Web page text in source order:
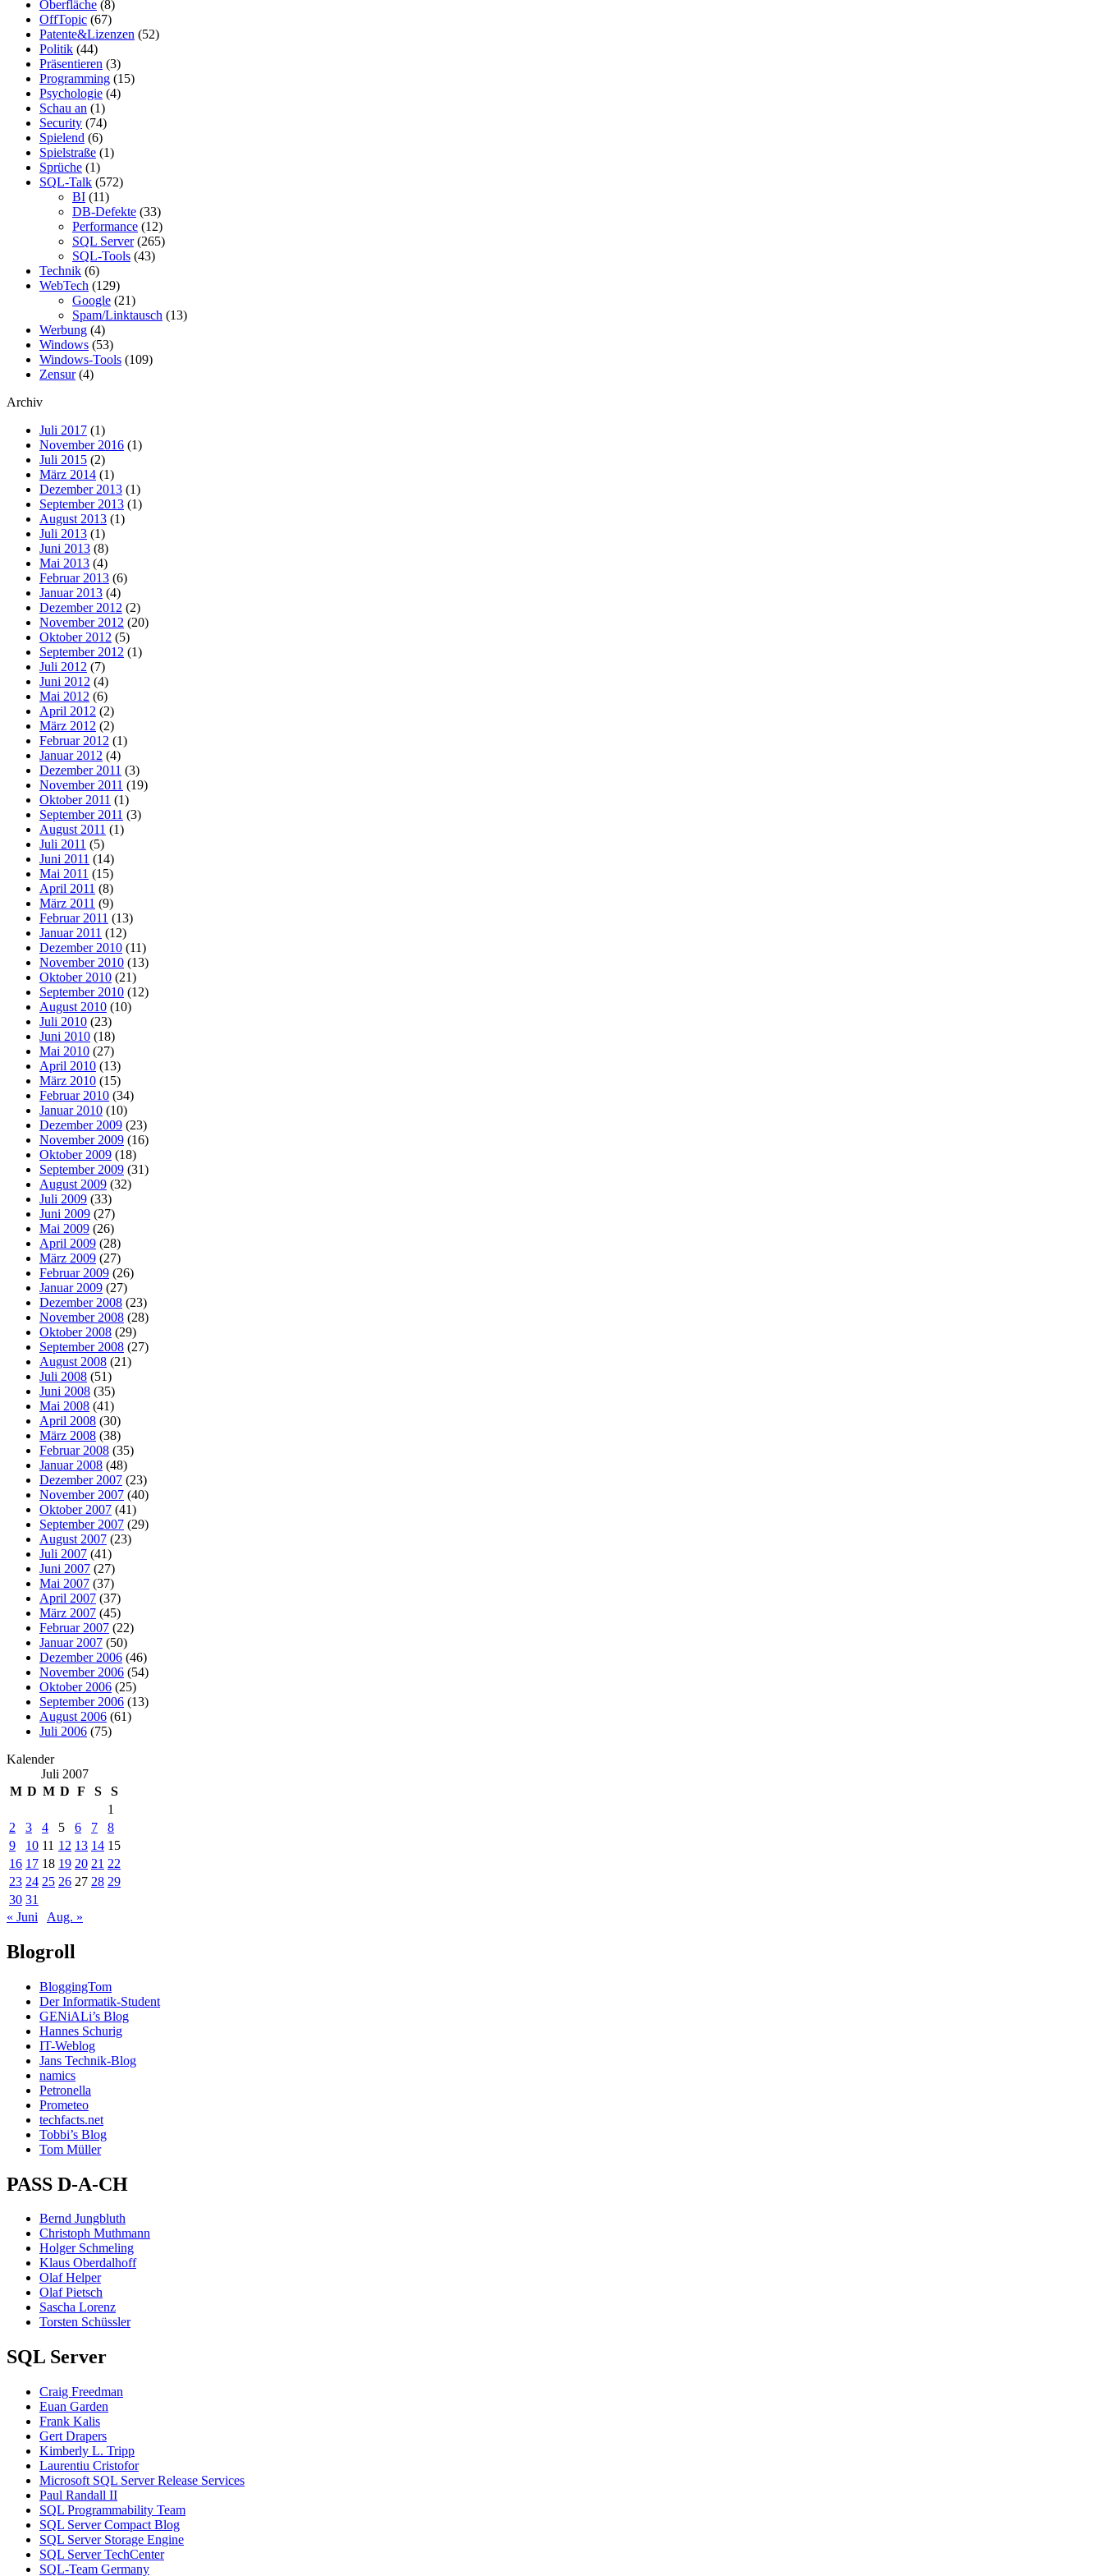
Oberfläche (8)
OffTopic (67)
Patente&Lizenzen (52)
Politik (44)
Präsentieren (3)
Programming (15)
Psychologie (4)
Schau an (1)
Security (74)
Spielend (6)
Spielstraße (1)
Sprüche (1)
SQL-Talk (572)
BI (11)
DB-Defekte (33)
Performance (12)
SQL Server(265)
SQL-Tools (43)
Technik (6)
WebTech (129)
Google (21)
Spam/Linktausch (13)
Werbung (4)
Windows (53)
Windows-Tools (109)
Zensur(4)
Archiv
Juli 2017 (1)
November 2016 (1)
Juli 2015 (2)
März 2014 (1)
Dezember 2013 (1)
September 2013 (1)
August 2013 (1)
Juli 2013 (1)
Juni 2013 (8)
Mai 2013 (4)
Februar 2013 (6)
Januar 2013 (4)
Dezember 2012 (2)
November 2012 (20)
Oktober 2012 (5)
September 2012 (1)
Juli 2012 (7)
Juni 2012 (4)
Mai 2012 (6)
April 2012 (2)
März 2012 (2)
Februar 2012 (1)
Januar 2012 (4)
Dezember 2011 (3)
November 2011 (19)
Oktober 2011 (1)
September 2011 (3)
August 2011 (1)
Juli 2011 (5)
Juni 2011 (14)
Mai 2011 (15)
April 2011 (8)
März 2011 (9)
Februar 2011 (13)
Januar 2011 (12)
Dezember 2010 (11)
November 2010 (13)
Oktober 2010 (21)
September 2010 (12)
August 2010 (10)
Juli 2010 (23)
Juni 2010 (18)
Mai 2010 (27)
April 2010 (13)
März 2010 (15)
Februar 2010 (34)
Januar 2010 (10)
Dezember 2009 (23)
November 2009 (16)
Oktober 2009 (18)
September 2009 (31)
August 2009 (32)
Juli 2009 (33)
Juni 2009 (27)
Mai 2009 (26)
April 2009 (28)
März 2009 (27)
Februar 2009 (26)
Januar 2009 (27)
Dezember 2008 (23)
November 2008 (28)
Oktober 2008 (29)
September 2008 (27)
August 2008 (21)
Juli 2008 (51)
Juni 2008 (35)
Mai 2008 (41)
April 2008 (30)
März 2008 (38)
Februar 2008 (35)
Januar 2008 (48)
Dezember 2007 (23)
November 2007 (40)
Oktober 2007 (41)
September 2007 (29)
August 2007 (23)
Juli 2007 (41)
Juni 2007 (27)
Mai 2007 (37)
April 2007 (37)
März 2007 (45)
Februar 2007 (22)
Januar 2007 (50)
Dezember 2006 (46)
November 2006 (54)
Oktober 2006 (25)
September 2006 (13)
August 2006 (61)
Juli 2006 (75)
Kalender
Juli 2007
M D M D F S
S
1
2
3 4 5 6 7
8
9
10 11 12 13 14 15
16 17 18 19 20 21 22
23 24 25 26 27 28 29
30 31
« Juni
Aug. »
Blogroll
BloggingTom
Der Informatik-Student
GENiALi’s Blog
Hannes Schurig
IT-Weblog
Jans Technik-Blog
namics
Petronella
Prometeo
techfacts.net
Tobbi’s Blog
Tom Müller
PASS D-A-CH
Bernd Jungbluth
Christoph Muthmann
Holger Schmeling
Klaus Oberdalhoff
Olaf Helper
Olaf Pietsch
Sascha Lorenz
Torsten Schüssler
SQL Server
Craig Freedman
Euan Garden
Frank Kalis
Gert Drapers
Kimberly L. Tripp
Laurentiu Cristofor
Microsoft SQL Server Release Services
Paul Randall II
SQL Programmability Team
SQL Server Compact Blog
SQL Server Storage Engine
SQL Server TechCenter
SQL-Team Germany